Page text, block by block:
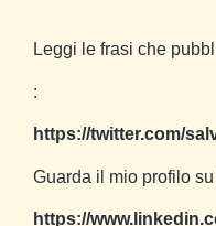
Leggi le frasi che
:
https://twitter.com/
Guarda il mio profilo
https://